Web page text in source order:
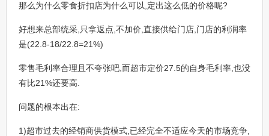
那么为什么零食折扣店为什么可以,定出这么低的价格呢?
好想来总部统采,只拿返点,不加价,直接供给门店,门店的利润率
是(22.8-18/22.8=21%)
零售毛利率合理且不夸张吧,而超市定价27.5的自身毛利率,也没
有比21%还要高.
问题的根本出在:
1)超市过去的经销商供货模式,已经完全不适应今天的市场竞争,